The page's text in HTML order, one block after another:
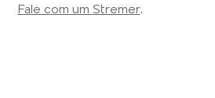
Fale com um Stremer.